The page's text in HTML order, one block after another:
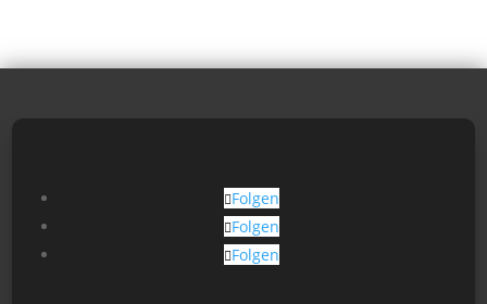
Folgen
Folgen
Folgen